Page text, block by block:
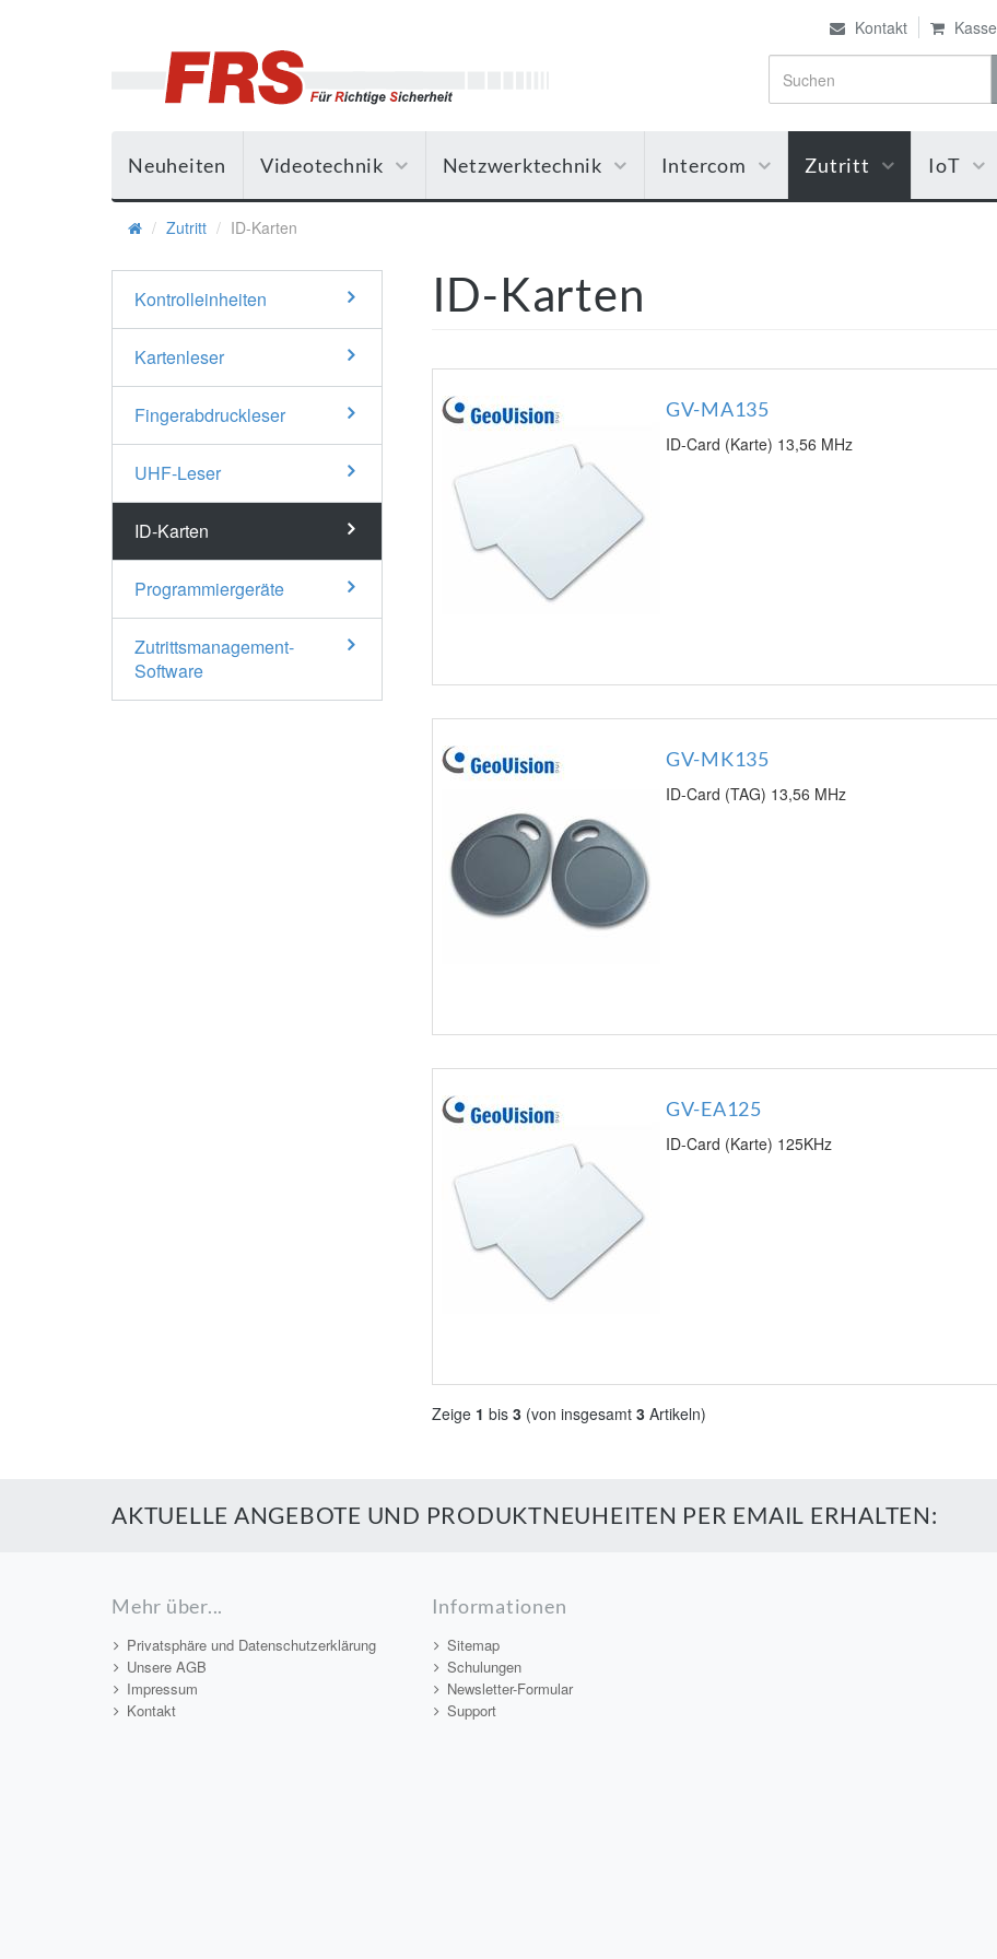
Kontakt Kasse
Neuheiten Videotechnik Netzwerktechnik Intercom Zutritt IoT
Zutritt ID-Karten
Kontrolleinheiten
Kartenleser
Fingerabdruckleser
UHF-Leser
ID-Karten
Programmiergeräte
Zutrittsmanagement-
Software
ID-Karten
GV-MA135
ID-Card (Karte) 13,56 MHz
GV-MK135
ID-Card (TAG) 13,56 MHz
GV-EA125
ID-Card (Karte) 125KHz
Zeige 1 bis 3(von insgesamt 3Artikeln)
AKTUELLE ANGEBOTE UND PRODUKTNEUHEITEN PER EMAIL ERHALTEN:
Mehr über...
Privatsphäre und Datenschutzerklärung
Unsere AGB
Impressum
Kontakt
Informationen
Sitemap
Schulungen
Newsletter-Formular
Support